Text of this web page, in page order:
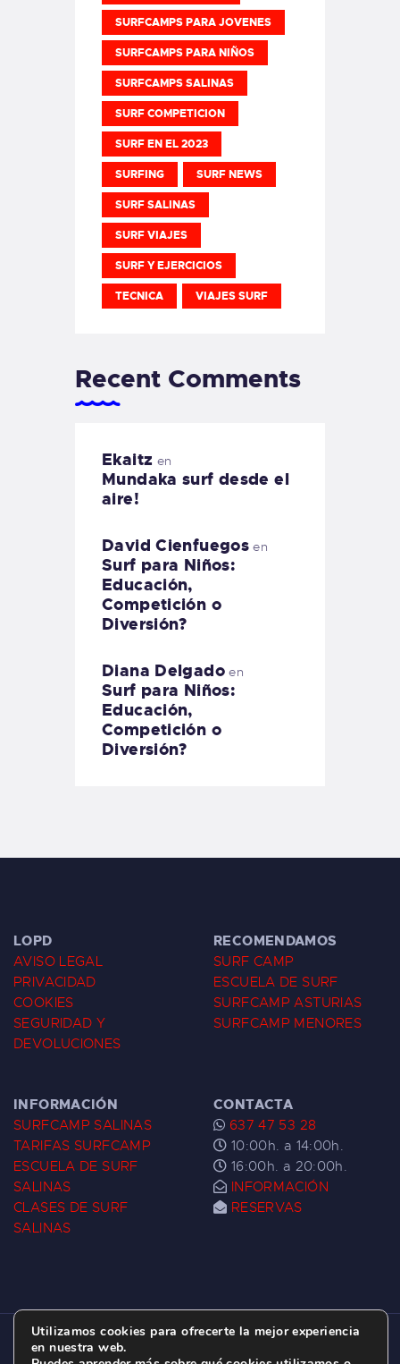
SURFCAMPS PARA JOVENES
SURFCAMPS PARA NIÑOS
SURFCAMPS SALINAS
SURF COMPETICION
SURF EN EL 2023
SURFING SURF NEWS
SURF SALINAS
SURF VIAJES
SURF Y EJERCICIOS
TECNICA VIAJES SURF
Recent Comments
Ekaitz en
Mundaka surf desde el
aire!
David Cienfuegos en
Surf para Niños:
Educación,
Competición o
Diversión?
Diana Delgadoen
Surf para Niños:
Educación,
Competición o
Diversión?
LOPD
AVISO LEGAL
PRIVACIDAD
COOKIES
SEGURIDAD Y
DEVOLUCIONES
RECOMENDAMOS
SURF CAMP
ESCUELA DE SURF
SURFCAMP ASTURIAS
SURFCAMP MENORES
INFORMACIÓN
SURFCAMP SALINAS
TARIFAS SURFCAMP
ESCUELA DE SURF
SALINAS
CLASES DE SURF
SALINAS
CONTACTA
637 47 53 28
10:00h. a 14:00h.
16:00h. a 20:00h.
INFORMACIÓN
RESERVAS
ESCUELA DE SURF LAS DUNAS ©
2026.
Utilizamos cookies para ofrecerte la mejor experiencia
en nuestra web.